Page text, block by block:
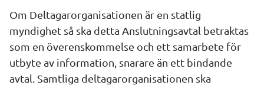
Om Deltagarorganisationen är en statlig
myndighet så ska detta Anslutningsavtal betraktas
som en överenskommelse och ett samarbete för
utbyte av information, snarare än ett bindande
avtal. Samtliga deltagarorganisationen ska